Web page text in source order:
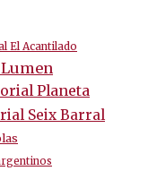
El Acantilado
Planeta
Seix Barral